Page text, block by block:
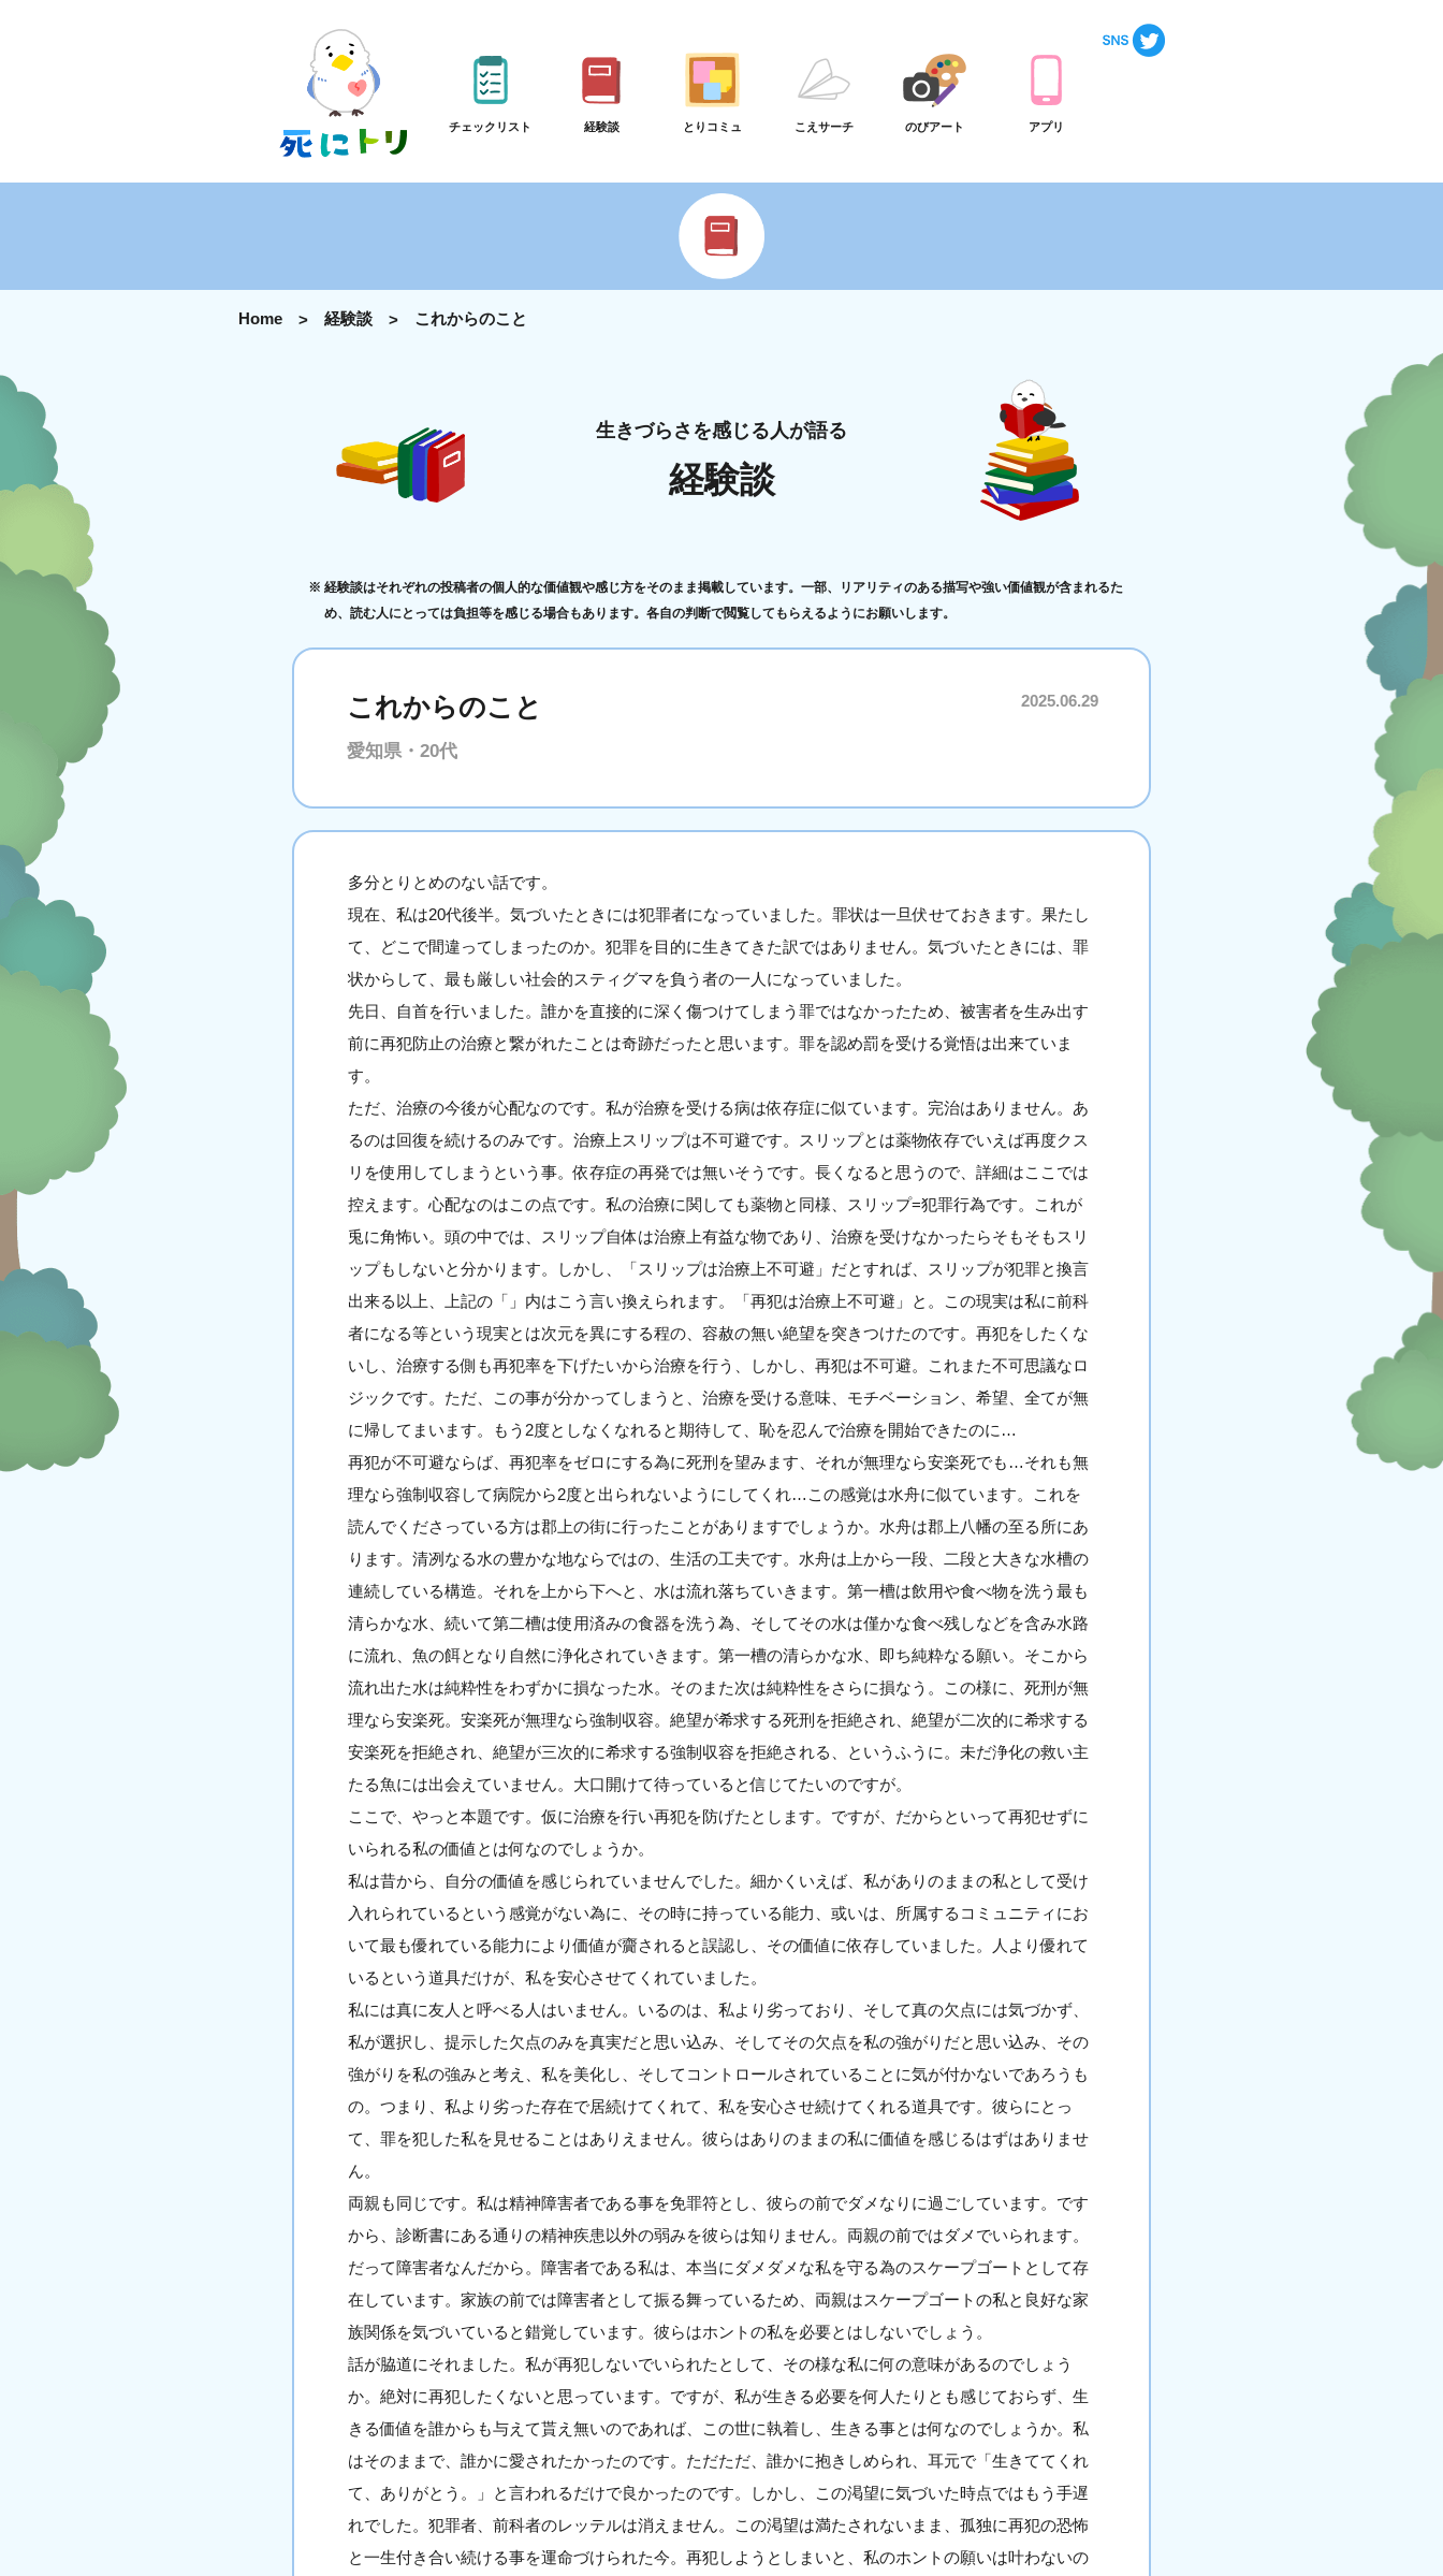
チェックリスト 経験談 とりコミュ こえサーチ のびアート アプリ
Home 経験談 これからのこと
生きづらさを感じる人が語る
経験談
経験談はそれぞれの投稿者の個人的な価値観や感じ方をそのまま掲載しています。一部、リアリティのある描写や強い価値観が含まれるた
め、読む人にとっては負担等を感じる場合もあります。各自の判断で閲覧してもらえるようにお願いします。
これからのこと 2025.06.29
愛知県・20代
多分とりとめのない話です。
現在、私は20代後半。気づいたときには犯罪者になっていました。罪状は一旦伏せておきます。果たし
て、どこで間違ってしまったのか。犯罪を目的に生きてきた訳ではありません。気づいたときには、罪
状からして、最も厳しい社会的スティグマを負う者の一人になっていました。
先日、自首を行いました。誰かを直接的に深く傷つけてしまう罪ではなかったため、被害者を生み出す
前に再犯防止の治療と繋がれたことは奇跡だったと思います。罪を認め罰を受ける覚悟は出来ていま
す。
ただ、治療の今後が心配なのです。私が治療を受ける病は依存症に似ています。完治はありません。あ
るのは回復を続けるのみです。治療上スリップは不可避です。スリップとは薬物依存でいえば再度クス
リを使用してしまうという事。依存症の再発では無いそうです。長くなると思うので、詳細はここでは
控えます。心配なのはこの点です。私の治療に関しても薬物と同様、スリップ=犯罪行為です。これが
兎に角怖い。頭の中では、スリップ自体は治療上有益な物であり、治療を受けなかったらそもそもスリ
ップもしないと分かります。しかし、「スリップは治療上不可避」だとすれば、スリップが犯罪と換言
出来る以上、上記の「」内はこう言い換えられます。「再犯は治療上不可避」と。この現実は私に前科
者になる等という現実とは次元を異にする程の、容赦の無い絶望を突きつけたのです。再犯をしたくな
いし、治療する側も再犯率を下げたいから治療を行う、しかし、再犯は不可避。これまた不可思議なロ
ジックです。ただ、この事が分かってしまうと、治療を受ける意味、モチベーション、希望、全てが無
に帰してまいます。もう2度としなくなれると期待して、恥を忍んで治療を開始できたのに…
再犯が不可避ならば、再犯率をゼロにする為に死刑を望みます、それが無理なら安楽死でも…それも無
理なら強制収容して病院から2度と出られないようにしてくれ…この感覚は水舟に似ています。これを
読んでくださっている方は郡上の街に行ったことがありますでしょうか。水舟は郡上八幡の至る所にあ
ります。清冽なる水の豊かな地ならではの、生活の工夫です。水舟は上から一段、二段と大きな水槽の
連続している構造。それを上から下へと、水は流れ落ちていきます。第一槽は飲用や食べ物を洗う最も
清らかな水、続いて第二槽は使用済みの食器を洗う為、そしてその水は僅かな食べ残しなどを含み水路
に流れ、魚の餌となり自然に浄化されていきます。第一槽の清らかな水、即ち純粋なる願い。そこから
流れ出た水は純粋性をわずかに損なった水。そのまた次は純粋性をさらに損なう。この様に、死刑が無
理なら安楽死。安楽死が無理なら強制収容。絶望が希求する死刑を拒絶され、絶望が二次的に希求する
安楽死を拒絶され、絶望が三次的に希求する強制収容を拒絶される、というふうに。未だ浄化の救い主
たる魚には出会えていません。大口開けて待っていると信じてたいのですが。
ここで、やっと本題です。仮に治療を行い再犯を防げたとします。ですが、だからといって再犯せずに
いられる私の価値とは何なのでしょうか。
私は昔から、自分の価値を感じられていませんでした。細かくいえば、私がありのままの私として受け
入れられているという感覚がない為に、その時に持っている能力、或いは、所属するコミュニティにお
いて最も優れている能力により価値が齎されると誤認し、その価値に依存していました。人より優れて
いるという道具だけが、私を安心させてくれていました。
私には真に友人と呼べる人はいません。いるのは、私より劣っており、そして真の欠点には気づかず、
私が選択し、提示した欠点のみを真実だと思い込み、そしてその欠点を私の強がりだと思い込み、その
強がりを私の強みと考え、私を美化し、そしてコントロールされていることに気が付かないであろうも
の。つまり、私より劣った存在で居続けてくれて、私を安心させ続けてくれる道具です。彼らにとっ
て、罪を犯した私を見せることはありえません。彼らはありのままの私に価値を感じるはずはありませ
ん。
両親も同じです。私は精神障害者である事を免罪符とし、彼らの前でダメなりに過ごしています。です
から、診断書にある通りの精神疾患以外の弱みを彼らは知りません。両親の前ではダメでいられます。
だって障害者なんだから。障害者である私は、本当にダメダメな私を守る為のスケープゴートとして存
在しています。家族の前では障害者として振る舞っているため、両親はスケープゴートの私と良好な家
族関係を気づいていると錯覚しています。彼らはホントの私を必要とはしないでしょう。
話が脇道にそれました。私が再犯しないでいられたとして、その様な私に何の意味があるのでしょう
か。絶対に再犯したくないと思っています。ですが、私が生きる必要を何人たりとも感じておらず、生
きる価値を誰からも与えて貰え無いのであれば、この世に執着し、生きる事とは何なのでしょうか。私
はそのままで、誰かに愛されたかったのです。ただただ、誰かに抱きしめられ、耳元で「生きててくれ
て、ありがとう。」と言われるだけで良かったのです。しかし、この渇望に気づいた時点ではもう手遅
れでした。犯罪者、前科者のレッテルは消えません。この渇望は満たされないまま、孤独に再犯の恐怖
と一生付き合い続ける事を運命づけられた今。再犯しようとしまいと、私のホントの願いは叶わないの